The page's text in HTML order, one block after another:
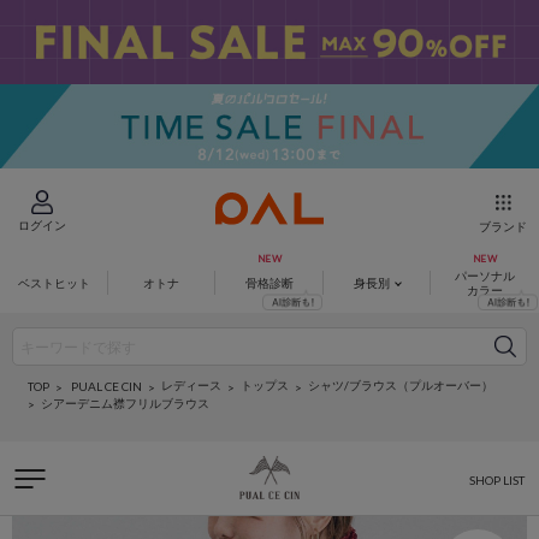
ログイン ブランド
ベストヒット オトナ 骨格診断 身長別
パーソナル
カラー
TOP PUAL CE CIN レディース トップス
シャツ/ブラウス（プルオーバー）
シアーデニム襟フリルブラウス
SHOP LIST